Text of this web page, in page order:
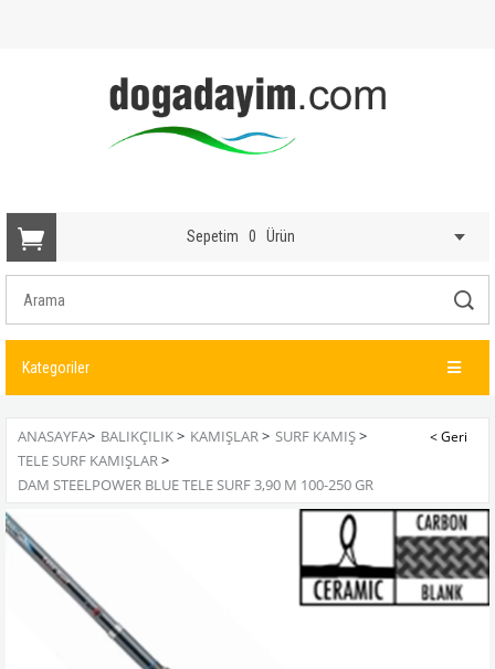
Sepetim 0 Ürün
Kategoriler
ANASAYFA> BALIKÇILIK> KAMIŞLAR> SURF KAMIŞ>
TELE SURF KAMIŞLAR>
DAM STEELPOWER BLUE TELE SURF 3,90 M 100-250 GR